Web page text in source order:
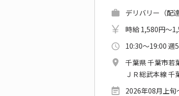
デリバリー（配
時給 1,580円～
10:30～19:00 週
千葉県 千葉市若
ＪＲ総武本線 千
2026年08月上旬